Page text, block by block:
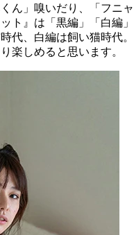
ん」嗅いだり、「フニャ
ト』は「黒編」「白編」
代、白編は飼い猫時代。
楽しめると思います。